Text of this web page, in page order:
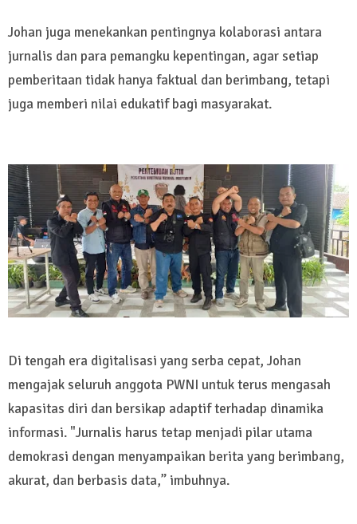
Johan juga menekankan pentingnya kolaborasi antara
jurnalis dan para pemangku kepentingan, agar setiap
pemberitaan tidak hanya faktual dan berimbang, tetapi
juga memberi nilai edukatif bagi masyarakat.
Di tengah era digitalisasi yang serba cepat, Johan
mengajak seluruh anggota PWNI untuk terus mengasah
kapasitas diri dan bersikap adaptif terhadap dinamika
informasi. "Jurnalis harus tetap menjadi pilar utama
demokrasi dengan menyampaikan berita yang berimbang,
akurat, dan berbasis data,” imbuhnya.